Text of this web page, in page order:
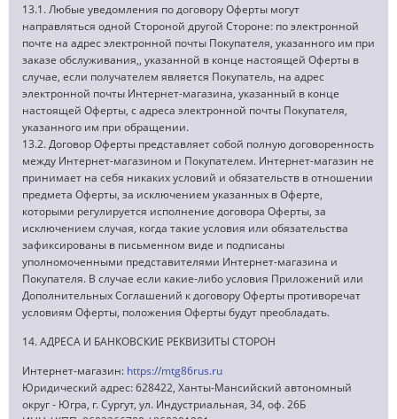
13.1. Любые уведомления по договору Оферты могут
направляться одной Стороной другой Стороне: по электронной
почте на адрес электронной почты Покупателя, указанного им при
заказе обслуживания,, указанной в конце настоящей Оферты в
случае, если получателем является Покупатель, на адрес
электронной почты Интернет-магазина, указанный в конце
настоящей Оферты, с адреса электронной почты Покупателя,
указанного им при обращении.
13.2. Договор Оферты представляет собой полную договоренность
между Интернет-магазином и Покупателем. Интернет-магазин не
принимает на себя никаких условий и обязательств в отношении
предмета Оферты, за исключением указанных в Оферте,
которыми регулируется исполнение договора Оферты, за
исключением случая, когда такие условия или обязательства
зафиксированы в письменном виде и подписаны
уполномоченными представителями Интернет-магазина и
Покупателя. В случае если какие-либо условия Приложений или
Дополнительных Соглашений к договору Оферты противоречат
условиям Оферты, положения Оферты будут преобладать.
14. АДРЕСА И БАНКОВСКИЕ РЕКВИЗИТЫ СТОРОН
Интернет-магазин: https://mtg86rus.ru
Юридический адрес: 628422, Ханты-Мансийский автономный
округ - Югра, г. Сургут, ул. Индустриальная, 34, оф. 26Б